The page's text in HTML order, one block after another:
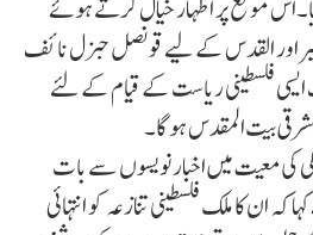
دیا۔اس موقع پر اظہار خیال کرتے ہوئے
اور القدس کے لیے قونصل جنرل نائف
فلسطینی ریاست کے قیام کے لئے
بیت المقدس ہو گا۔
کی معیت میں اخبار نویسوں سے بات
ان کا ملک فلسطینی تنازعہ کو انتہائی